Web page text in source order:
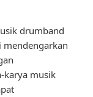
drumband
karya musik